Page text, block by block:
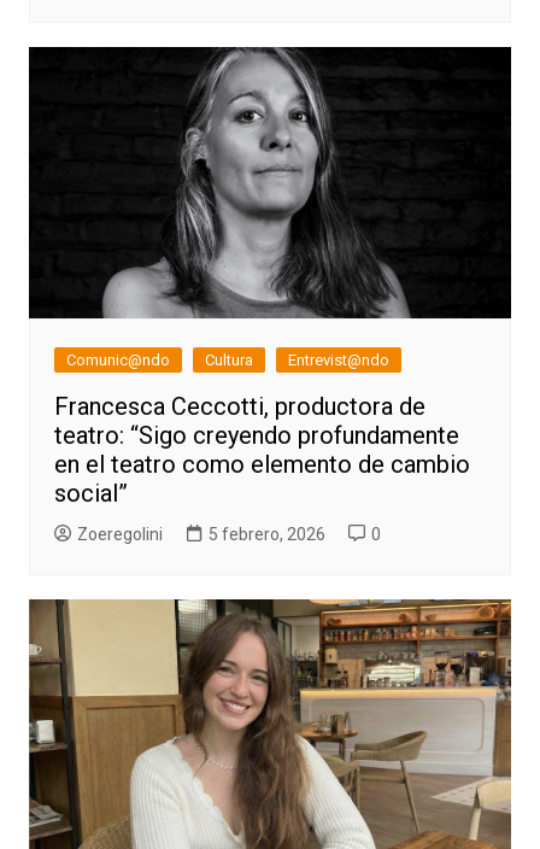
Comunic@ndo Cultura Entrevist@ndo
Francesca Ceccotti, productora de
teatro: “Sigo creyendo profundamente
en el teatro como elemento de cambio
social”
Zoeregolini 5 febrero, 2026 0